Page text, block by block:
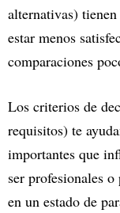
alternativas)
estar menos
comparaciones
Los criterios de
requisitos) te
importantes que
ser profesionales
en un estado de